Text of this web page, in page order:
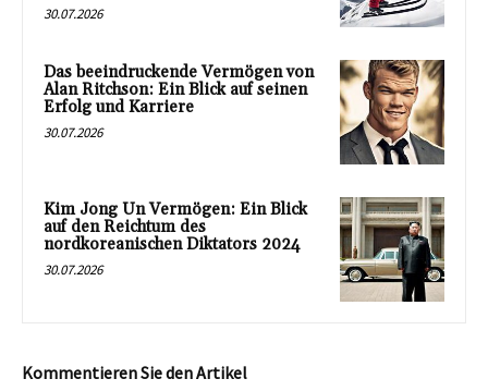
30.07.2026
Das beeindruckende Vermögen von
Alan Ritchson: Ein Blick auf seinen
Erfolg und Karriere
30.07.2026
Kim Jong Un Vermögen: Ein Blick
auf den Reichtum des
nordkoreanischen Diktators 2024
30.07.2026
Kommentieren Sie den Artikel